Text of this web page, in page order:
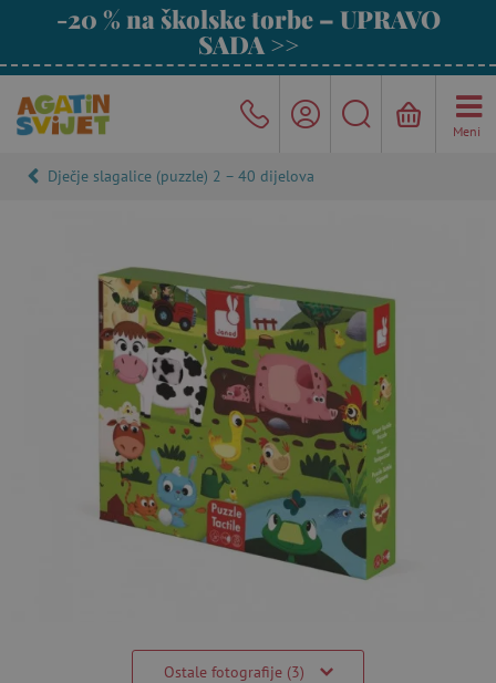
-20 % na školske torbe – UPRAVO
SADA >>
Meni
Dječje slagalice (puzzle) 2 – 40 dijelova
Ostale fotografije (3)